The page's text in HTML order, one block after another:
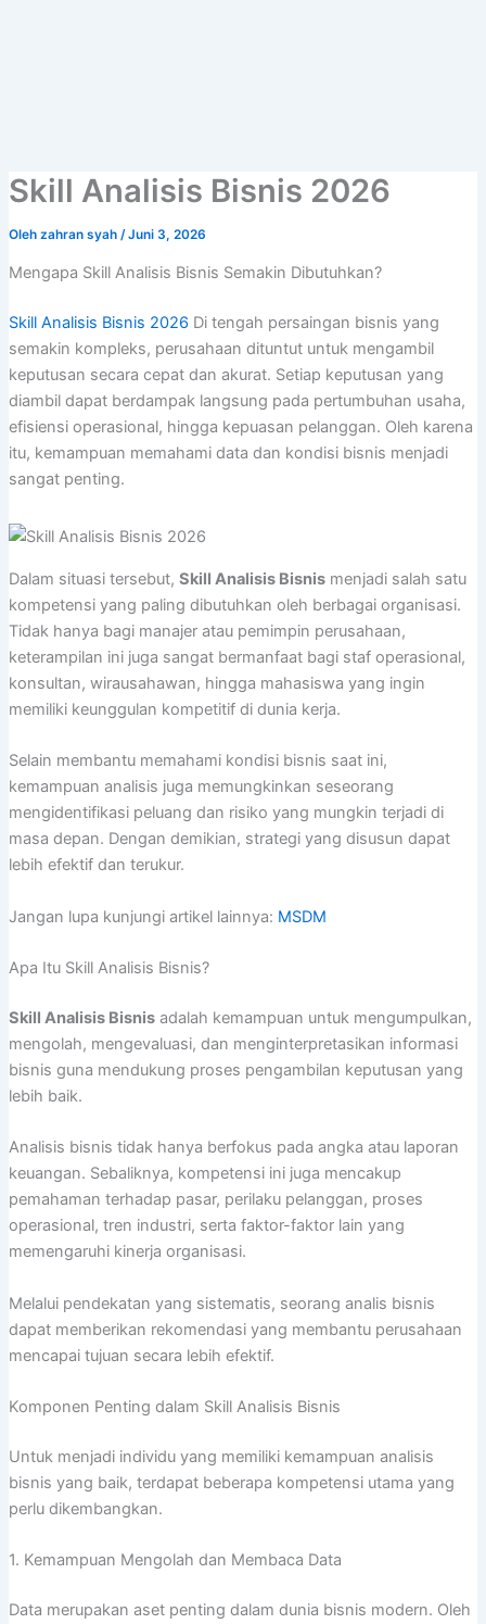
Skill Analisis Bisnis 2026
Oleh zahran syah /Juni 3, 2026
Mengapa Skill Analisis Bisnis Semakin Dibutuhkan?
Skill Analisis Bisnis 2026 Di tengah persaingan bisnis yang
semakin kompleks, perusahaan dituntut untuk mengambil
keputusan secara cepat dan akurat. Setiap keputusan yang
diambil dapat berdampak langsung pada pertumbuhan usaha,
efisiensi operasional, hingga kepuasan pelanggan. Oleh karena
itu, kemampuan memahami data dan kondisi bisnis menjadi
sangat penting.
Dalam situasi tersebut, Skill Analisis Bisnismenjadi salah satu
kompetensi yang paling dibutuhkan oleh berbagai organisasi.
Tidak hanya bagi manajer atau pemimpin perusahaan,
keterampilan ini juga sangat bermanfaat bagi staf operasional,
konsultan, wirausahawan, hingga mahasiswa yang ingin
memiliki keunggulan kompetitif di dunia kerja.
Selain membantu memahami kondisi bisnis saat ini,
kemampuan analisis juga memungkinkan seseorang
mengidentifikasi peluang dan risiko yang mungkin terjadi di
masa depan. Dengan demikian, strategi yang disusun dapat
lebih efektif dan terukur.
Jangan lupa kunjungi artikel lainnya: MSDM
Apa Itu Skill Analisis Bisnis?
Skill Analisis Bisnisadalah kemampuan untuk mengumpulkan,
mengolah, mengevaluasi, dan menginterpretasikan informasi
bisnis guna mendukung proses pengambilan keputusan yang
lebih baik.
Analisis bisnis tidak hanya berfokus pada angka atau laporan
keuangan. Sebaliknya, kompetensi ini juga mencakup
pemahaman terhadap pasar, perilaku pelanggan, proses
operasional, tren industri, serta faktor-faktor lain yang
memengaruhi kinerja organisasi.
Melalui pendekatan yang sistematis, seorang analis bisnis
dapat memberikan rekomendasi yang membantu perusahaan
mencapai tujuan secara lebih efektif.
Komponen Penting dalam Skill Analisis Bisnis
Untuk menjadi individu yang memiliki kemampuan analisis
bisnis yang baik, terdapat beberapa kompetensi utama yang
perlu dikembangkan.
1. Kemampuan Mengolah dan Membaca Data
Data merupakan aset penting dalam dunia bisnis modern. Oleh